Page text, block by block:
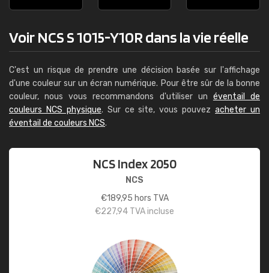
Voir NCS S 1015-Y10R dans la vie réelle
C'est un risque de prendre une décision basée sur l'affichage
d'une couleur sur un écran numérique. Pour être sûr de la bonne
couleur, nous vous recommandons d'utiliser un éventail de
couleurs NCS physique. Sur ce site, vous pouvezacheter un
éventail de couleurs NCS.
NCS Index 2050
NCS
€189,95 hors TVA
€227,94 TVA incluse